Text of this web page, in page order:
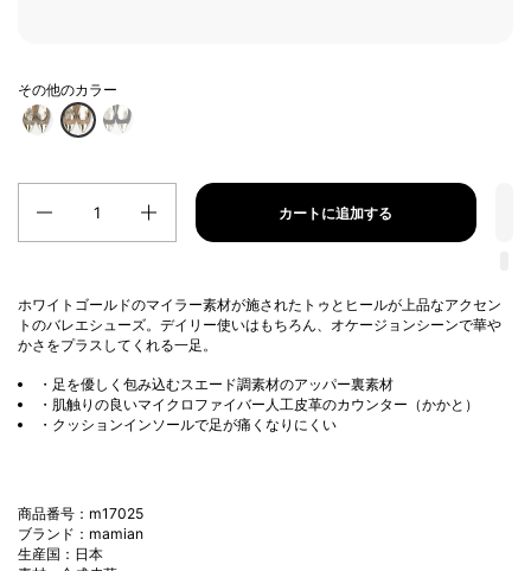
その他のカラー
カートに追加する
ホワイトゴールドのマイラー素材が施されたトゥとヒールが上品なアクセン
トのバレエシューズ。デイリー使いはもちろん、オケージョンシーンで華や
かさをプラスしてくれる一足。
・足を優しく包み込むスエード調素材のアッパー裏素材
・肌触りの良いマイクロファイバー人工皮革のカウンター（かかと）
・クッションインソールで足が痛くなりにくい
商品番号：m17025
ブランド：mamian
生産国：日本